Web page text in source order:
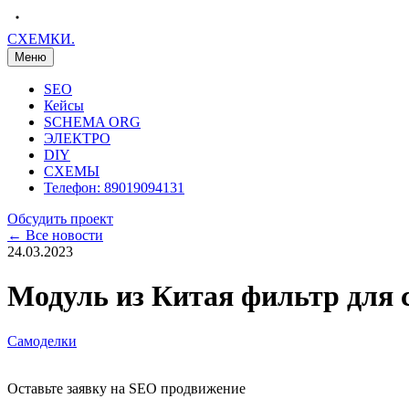
СХЕМКИ.
Меню
SEO
Кейсы
SCHEMA ORG
ЭЛЕКТРО
DIY
СХЕМЫ
Телефон: 89019094131
Обсудить проект
← Все новости
24.03.2023
Модуль из Китая фильтр для
Самоделки
Оставьте заявку на SEO продвижение